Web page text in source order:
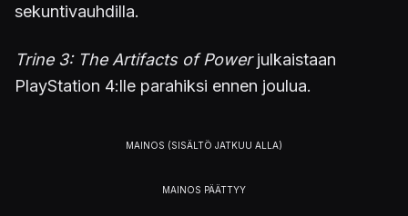
sekuntivauhdilla.
Trine 3: The Artifacts of Powerjulkaistaan
PlayStation 4:lle parahiksi ennen joulua.